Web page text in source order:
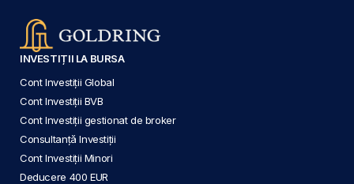
INVESTIȚII LA BURSA
Cont Investiții Global
Cont Investiții BVB
Cont Investiții gestionat de broker
Consultanță Investiții
Cont Investiții Minori
Deducere 400 EUR